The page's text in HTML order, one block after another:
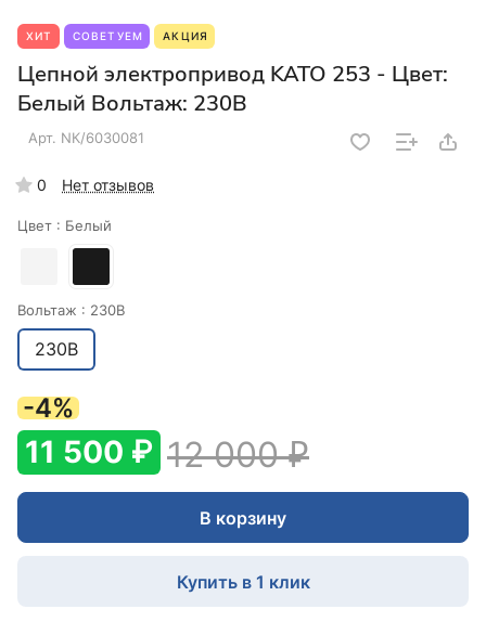
ХИТ СОВЕТУЕМ АКЦИЯ
Цепной электропривод KATO 253 - Цвет:
Белый Вольтаж: 230В
Арт. NК/6030081
0 Нет отзывов
Цвет : Белый
Вольтаж : 230В
230В
-4%
11 500 ₽ 12 000 ₽
В корзину
Купить в 1 клик